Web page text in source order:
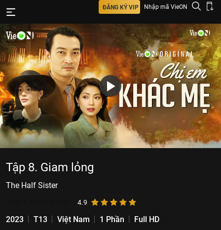
ĐĂNG KÝ VIP Nhập mã VieON
Tập 8. Giam lỏng
The Half Sister
4.9
2023 T13 Việt Nam 1 Phần
Full HD